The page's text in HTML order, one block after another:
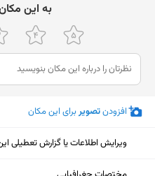
جمعه
شنبه
یکشنبه
ﺑﻪ اﯾﻦ
افزودنتصویربرای این مکان
ویرایش اطلاعات یا گزارش تعطیلی